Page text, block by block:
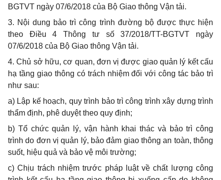
BGTVT ngày 07/6/2018 của Bộ Giao thông Vận tải.
3. Nội dung bảo trì công trình đường bộ được thực hiện
theo Điều 4 Thông tư số 37/2018/TT-BGTVT ngày
07/6/2018 của Bộ Giao thông Vận tải.
4. Chủ sở hữu, cơ quan, đơn vị được giao quản lý kết cấu
hạ tầng giao thông có trách nhiệm đối với công tác bảo trì
như sau:
a) Lập kế hoạch, quy trình bảo trì công trình xây dựng trình
thẩm định, phê duyệt theo quy định;
b) Tổ chức quản lý, vận hành khai thác và bảo trì công
trình do đơn vị quản lý, bảo đảm giao thông an toàn, thông
suốt, hiệu quả và bảo vệ môi trường;
c) Chịu trách nhiệm trước pháp luật về chất lượng công